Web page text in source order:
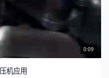
0:09
机应用